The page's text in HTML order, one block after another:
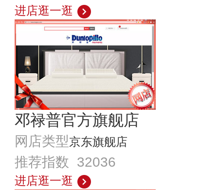
进店逛一逛
邓禄普官方旗舰店
网店类型京东旗舰店
推荐指数 32036
进店逛一逛